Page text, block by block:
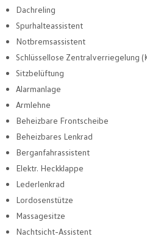
Dachreling
Spurhalteassistent
Notbremsassistent
Schlüssellose Zentralverriegelung
Sitzbelüftung
Alarmanlage
Armlehne
Beheizbare Frontscheibe
Beheizbares Lenkrad
Berganfahrassistent
Elektr. Heckklappe
Lederlenkrad
Lordosenstütze
Massagesitze
Nachtsicht-Assistent